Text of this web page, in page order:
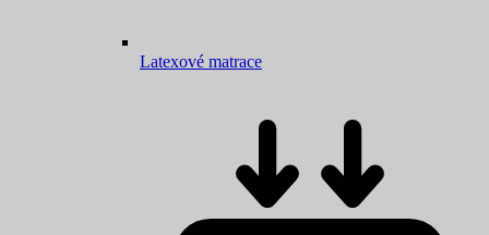
Latexové matrace